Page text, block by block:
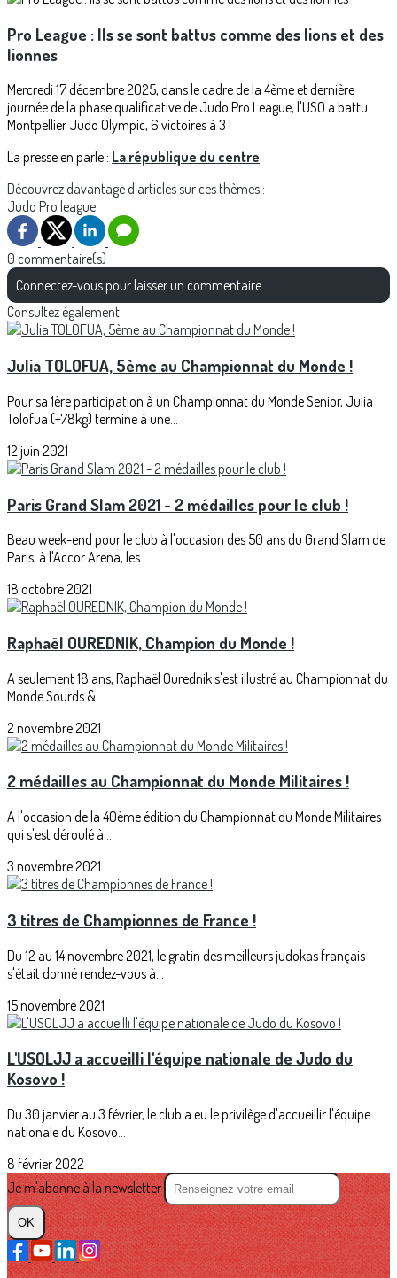
Pro League : Ils se sont battus comme des lions et des
lionnes
Mercredi 17 décembre 2025, dans le cadre de la 4ème et dernière
journée de la phase qualificative de Judo Pro League, l'USO a battu
Montpellier Judo Olympic, 6 victoires à 3 !
La presse en parle : La république du centre
Découvrez davantage d'articles sur ces thèmes :
Judo Pro league
0 commentaire(s)
Connectez-vous pour laisser un commentaire
Consultez également
Julia TOLOFUA, 5ème au Championnat du Monde !
Pour sa 1ère participation à un Championnat du Monde Senior, Julia
Tolofua (+78kg) termine à une...
12 juin 2021
Paris Grand Slam 2021 - 2 médailles pour le club !
Beau week-end pour le club à l'occasion des 50 ans du Grand Slam de
Paris, à l'Accor Arena, les...
18 octobre 2021
Raphaël OUREDNIK, Champion du Monde !
A seulement 18 ans, Raphaël Ourednik s'est illustré au Championnat du
Monde Sourds &...
2 novembre 2021
2 médailles au Championnat du Monde Militaires !
A l'occasion de la 40ème édition du Championnat du Monde Militaires
qui s'est déroulé à...
3 novembre 2021
3 titres de Championnes de France !
Du 12 au 14 novembre 2021, le gratin des meilleurs judokas français
s'était donné rendez-vous à...
15 novembre 2021
L'USOLJJ a accueilli l'équipe nationale de Judo du
Kosovo !
Du 30 janvier au 3 février, le club a eu le privilège d'accueillir l'équipe
nationale du Kosovo...
8 février 2022
Je m'abonne à la newsletter
OK